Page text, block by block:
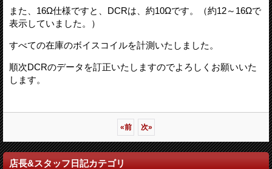
また、16Ω仕様ですと、DCRは、約10Ωです。（約12～16Ωで
表示していました。）
すべての在庫のボイスコイルを計測いたしました。
順次DCRのデータを訂正いたしますのでよろしくお願いいた
します。
«前 次»
店長&スタッフ日記カテゴリ